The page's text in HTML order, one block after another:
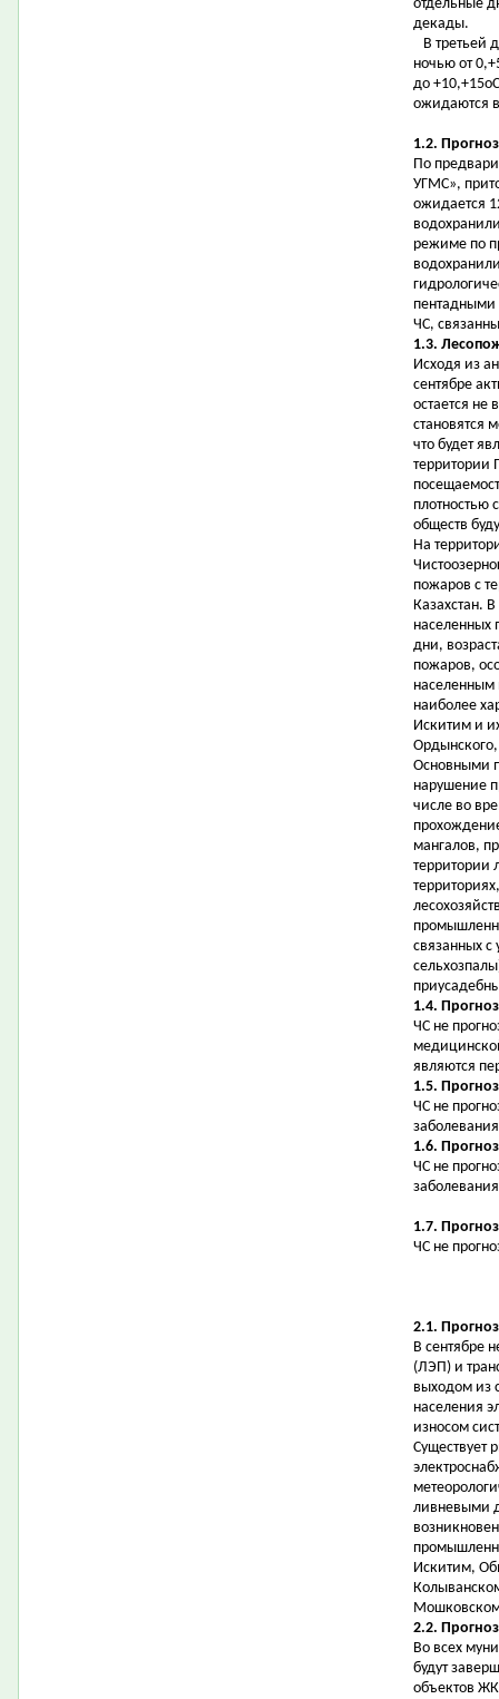
отдельные
декады.
В третьей
ночью от
до
ожидаются
1.2.
По
УГМС»,
ожидается
режиме по
пентадными
ЧС,
1.3.
Исходя из
сентябре
остается не
становятся
что будет
территории
плотностью
обществ
На
пожаров с
Казахстан.
населенных
дни,
пожаров,
населенным
наиболее
Искитим и
Основными
нарушение
числе во
мангалов,
территории
связанных с
1.4.
ЧС не
являются
1.5.
ЧС не
1.6.
ЧС не
1.7.
ЧС не
2.1.
В сентябре
(ЛЭП) и
выходом из
населения
износом
Существует
ливневыми
Искитим,
2.2.
Во всех
будут
объектов